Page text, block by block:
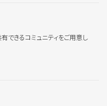
できるコミュニティをご用意し